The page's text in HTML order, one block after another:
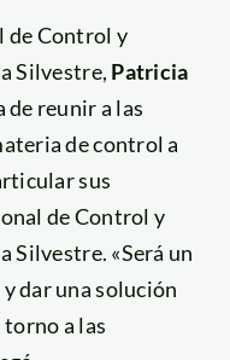
de Control y
Silvestre, Patricia
reunir a las
de control a
sus
de Control y
Silvestre. «Será un
dar una solución
a las